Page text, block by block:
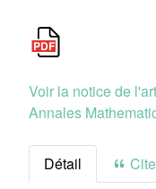
Voir la notice de
Annales
Détail